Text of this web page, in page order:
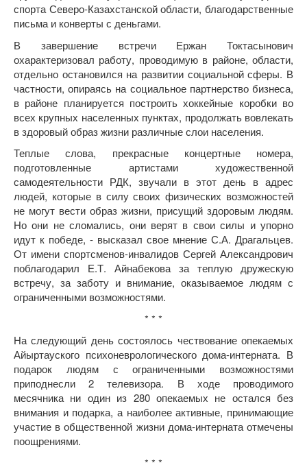
спорта Северо-Казахстанской области, благодарственные
письма и конверты с деньгами.
В завершение встречи Ержан Токтасынович
охарактеризовал работу, проводимую в районе, области,
отдельно остановился на развитии социальной сферы. В
частности, опираясь на социальное партнерство бизнеса,
в районе планируется построить хоккейные коробки во
всех крупных населенных пунктах, продолжать вовлекать
в здоровый образ жизни различные слои населения.
Теплые слова, прекрасные концертные номера,
подготовленные артистами художественной
самодеятельности РДК, звучали в этот день в адрес
людей, которые в силу своих физических возможностей
не могут вести образ жизни, присущий здоровым людям.
Но они не сломались, они верят в свои силы и упорно
идут к победе, - высказал свое мнение С.А. Драгальцев.
От имени спортсменов-инвалидов Сергей Александрович
поблагодарил Е.Т. Айнабекова за теплую дружескую
встречу, за заботу и внимание, оказываемое людям с
ограниченными возможностями.
* * *
На следующий день состоялось чествование опекаемых
Айыртауского психоневрологического дома-интерната. В
подарок людям с ограниченными возможностями
приподнесли 2 телевизора. В ходе проводимого
месячника ни один из 280 опекаемых не остался без
внимания и подарка, а наиболее активные, принимающие
участие в общественной жизни дома-интерната отмечены
поощрениями.
* * *